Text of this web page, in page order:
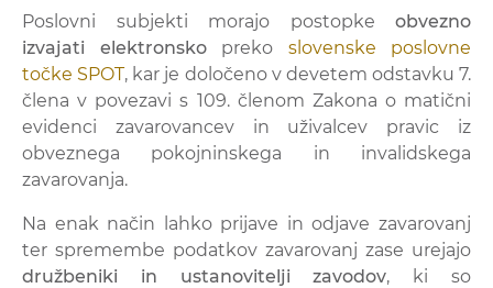
Poslovni subjekti morajo postopke obvezno
izvajati elektronskopreko slovenske poslovne
točke SPOT, kar je določeno v devetem odstavku 7.
člena v povezavi s 109. členom Zakona o matični
evidenci zavarovancev in uživalcev pravic iz
obveznega pokojninskega in invalidskega
zavarovanja.
Na enak način lahko prijave in odjave zavarovanj
ter spremembe podatkov zavarovanj zase urejajo
družbeniki in ustanovitelji zavodov, ki so